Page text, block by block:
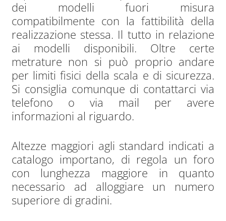
dei modelli fuori misura
compatibilmente con la fattibilità della
realizzazione stessa. Il tutto in relazione
ai modelli disponibili. Oltre certe
metrature non si può proprio andare
per limiti fisici della scala e di sicurezza.
Si consiglia comunque di contattarci via
telefono o via mail per avere
informazioni al riguardo.
Altezze maggiori agli standard indicati a
catalogo importano, di regola un foro
con lunghezza maggiore in quanto
necessario ad alloggiare un numero
superiore di gradini.